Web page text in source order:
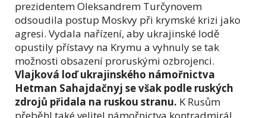
prezidentem Oleksandrem Turčynovem
odsoudila postup Moskvy při krymské krizi jako
agresi. Vydala nařízení, aby ukrajinské lodě
opustily přístavy na Krymu a vyhnuly se tak
možnosti obsazení proruskými ozbrojenci.
Vlajková loď ukrajinského námořnictva
Hetman Sahajdačnyj se však podle ruských
zdrojů přidala na ruskou stranu. K Rusům